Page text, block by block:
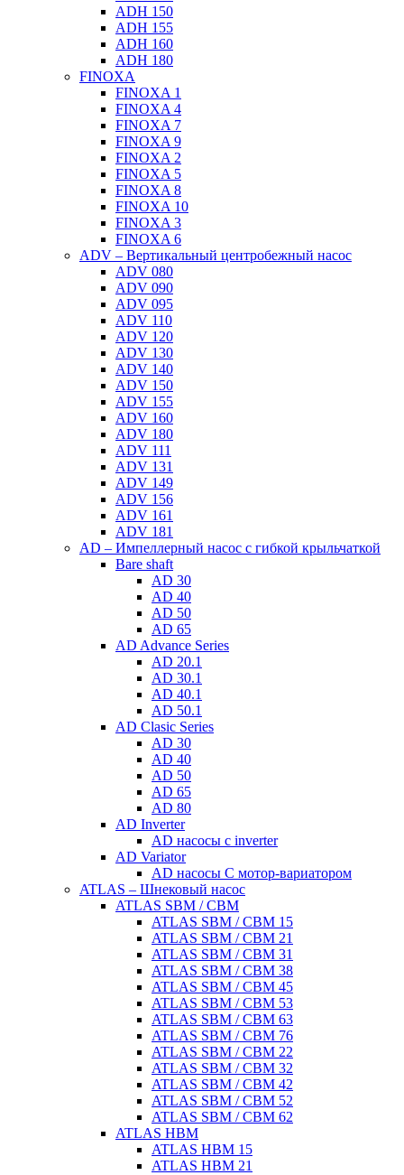
ADH 150
ADH 155
ADH 160
ADH 180
FINOXA
FINOXA 1
FINOXA 4
FINOXA 7
FINOXA 9
FINOXA 2
FINOXA 5
FINOXA 8
FINOXA 10
FINOXA 3
FINOXA 6
ADV – Вертикальный центробежный насос
ADV 080
ADV 090
ADV 095
ADV 110
ADV 120
ADV 130
ADV 140
ADV 150
ADV 155
ADV 160
ADV 180
ADV 111
ADV 131
ADV 149
ADV 156
ADV 161
ADV 181
AD – Импеллерный насос с гибкой крыльчаткой
Bare shaft
AD 30
AD 40
AD 50
AD 65
AD Advance Series
AD 20.1
AD 30.1
AD 40.1
AD 50.1
AD Clasic Series
AD 30
AD 40
AD 50
AD 65
AD 80
AD Inverter
AD насосы с inverter
AD Variator
AD насосы С мотор-вариатором
ATLAS – Шнековый насос
ATLAS SBM / CBM
ATLAS SBM / CBM 15
ATLAS SBM / CBM 21
ATLAS SBM / CBM 31
ATLAS SBM / CBM 38
ATLAS SBM / CBM 45
ATLAS SBM / CBM 53
ATLAS SBM / CBM 63
ATLAS SBM / CBM 76
ATLAS SBM / CBM 22
ATLAS SBM / CBM 32
ATLAS SBM / CBM 42
ATLAS SBM / CBM 52
ATLAS SBM / CBM 62
ATLAS HBM
ATLAS HBM 15
ATLAS HBM 21